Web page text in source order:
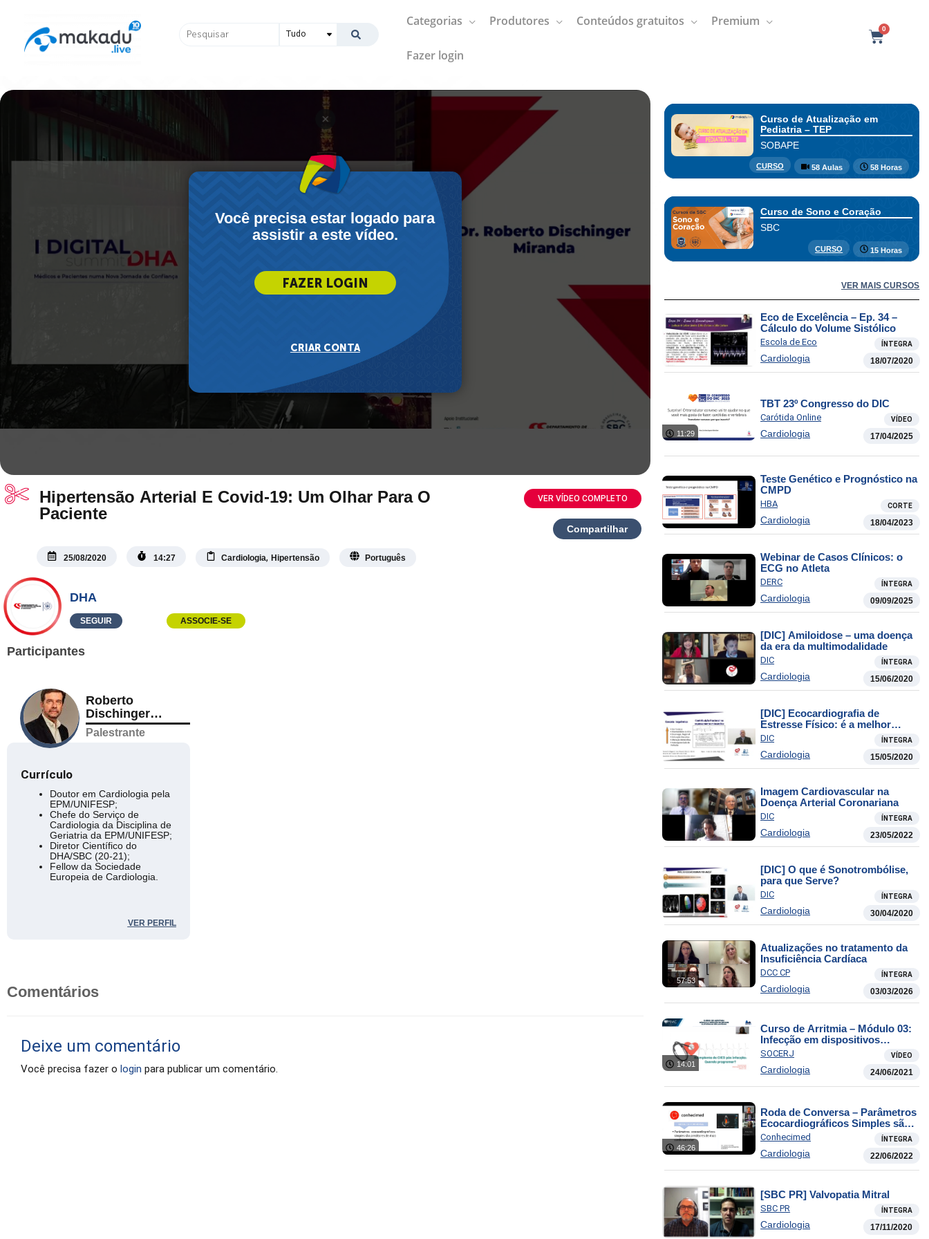
Pesquisar
Categorias Produtores Conteúdos gratuitos Premium
Fazer login
0C
Você precisa estar logado para
assistir a este vídeo.
Hipertensão Arterial E Covid-19: Um Olhar Para O
Paciente
VER VÍDEO COMPLETO
Compartilhar
25/08/2020 14:27 Cardiologia, Hipertensão Português
DHA
SEGUIR ASSOCIE-SE
Participantes
Roberto
Dischinger
Miranda
Palestrante
Currículo
Doutor em Cardiologia pela
EPM/UNIFESP;
Chefe do Serviço de
Cardiologia da Disciplina de
Geriatria da EPM/UNIFESP;
Diretor Científico do
DHA/SBC (20-21);
Fellow da Sociedade
Europeia de Cardiologia.
VER PERFIL
Comentários
Deixe um comentário
Você precisa fazer o login para publicar um comentário.
Curso de Atualização em
Pediatria – TEP
SOBAPE
CURSO 58 Aulas 58 Horas
Curso de Sono e Coração
SBC
CURSO 15 Horas
VER MAIS CURSOS
Eco de Excelência – Ep. 34 –
Cálculo do Volume Sistólico
Escola de Eco ÍNTEGRA
Cardiologia 18/07/2020
11:29
TBT 23º Congresso do DIC
Carótida Online VÍDEO
Cardiologia 17/04/2025
Teste Genético e Prognóstico na
CMPD
HBA CORTE
Cardiologia 18/04/2023
Webinar de Casos Clínicos: o
ECG no Atleta
DERC ÍNTEGRA
Cardiologia 09/09/2025
[DIC] Amiloidose – uma doença
da era da multimodalidade
DIC ÍNTEGRA
Cardiologia 15/06/2020
[DIC] Ecocardiografia de
Estresse Físico: é a melhor
modalidade para a investigação
de isquemia miocárdica
DIC ÍNTEGRA
Cardiologia 15/05/2020
Imagem Cardiovascular na
Doença Arterial Coronariana
DIC ÍNTEGRA
Cardiologia 23/05/2022
[DIC] O que é Sonotrombólise,
para que Serve?
DIC ÍNTEGRA
Cardiologia 30/04/2020
57:53
Atualizações no tratamento da
Insuficiência Cardíaca
DCC CP ÍNTEGRA
Cardiologia 03/03/2026
14:01
Curso de Arritmia – Módulo 03:
Infecção em dispositivos
eletrônicos implantáveis
SOCERJ VÍDEO
Cardiologia 24/06/2021
46:26
Roda de Conversa – Parâmetros
Ecocardiográficos Simples são
Preditores de Risco Vascular
Conhecimed ÍNTEGRA
Cardiologia 22/06/2022
[SBC PR] Valvopatia Mitral
SBC PR ÍNTEGRA
Cardiologia 17/11/2020